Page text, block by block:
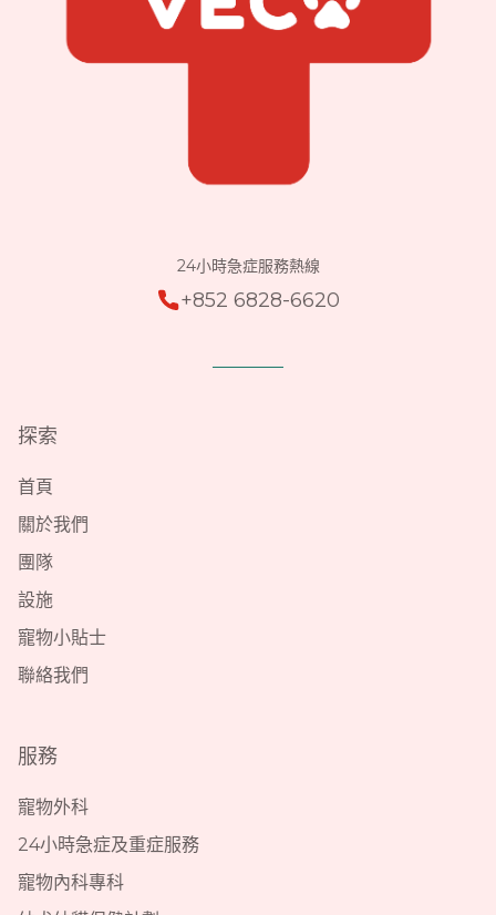
24小時急症服務熱線
+852 6828-6620
探索
首頁
關於我們
團隊
設施
寵物小貼士
聯絡我們
服務
寵物外科
24小時急症及重症服務
寵物內科專科